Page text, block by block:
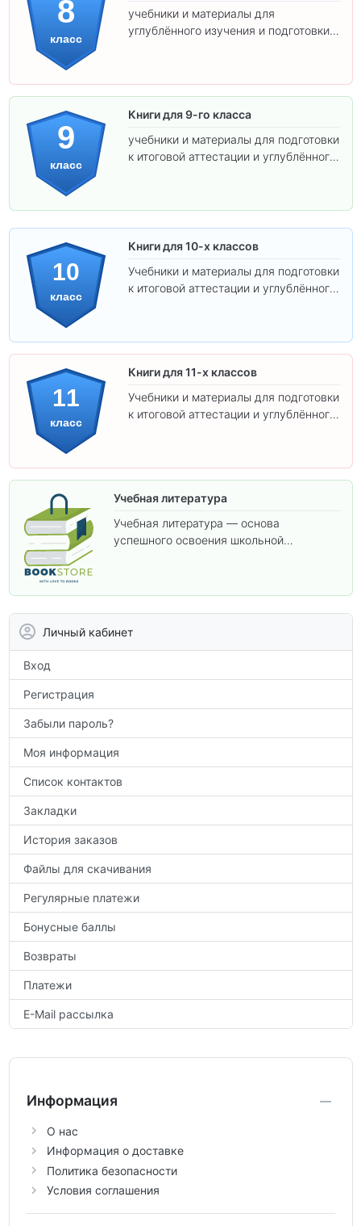
8
класс
учебники и материалы для
углублённого изучения и подготовки к
9
класс
Книги для 9-го класса
учебники и материалы для подготовки
к итоговой аттестации и углублённого
10
класс
Книги для 10-х классов
Учебники и материалы для подготовки
к итоговой аттестации и углублённого
11
класс
Книги для 11-х классов
Учебники и материалы для подготовки
к итоговой аттестации и углублённого
Учебная литература
Учебная литература — основа
успешного освоения школьной
по предметам.
Личный кабинет
Вход
Регистрация
Забыли пароль?
Моя информация
Список контактов
Закладки
История заказов
Файлы для скачивания
Регулярные платежи
Бонусные баллы
Возвраты
Платежи
E-Mail рассылка
Информация
О нас
Информация о доставке
Политика безопасности
Условия соглашения